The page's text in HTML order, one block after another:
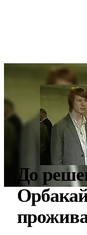
До